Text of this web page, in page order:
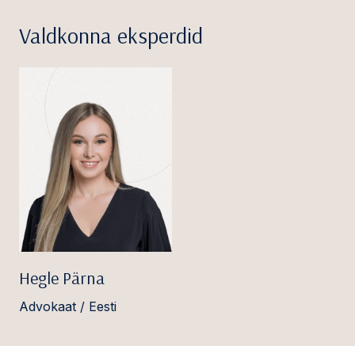
Valdkonna eksperdid
Hegle Pärna
Advokaat / Eesti